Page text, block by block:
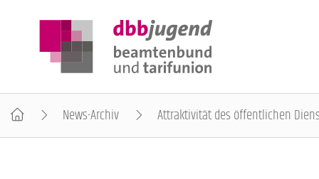
News-Archiv Attraktivität des öffentlichen